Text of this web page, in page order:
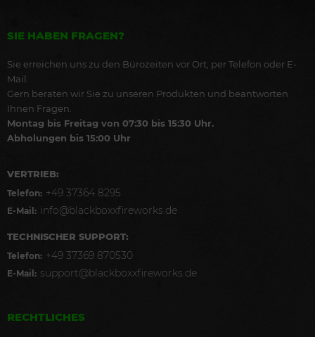
SIE HABEN FRAGEN?
Sie erreichen uns zu den Bürozeiten vor Ort, per Telefon oder E-
Mail.
Gern beraten wir Sie zu unseren Produkten und beantworten
Ihnen Fragen.
Montag bis Freitag von 07:30 bis 15:30 Uhr.
Abholungen bis 15:00 Uhr
VERTRIEB:
Telefon: +49 37364 8295
E-Mail: info@blackboxxfireworks.de
TECHNISCHER SUPPORT:
Telefon: +49 37369 870530
E-Mail: support@blackboxxfireworks.de
RECHTLICHES